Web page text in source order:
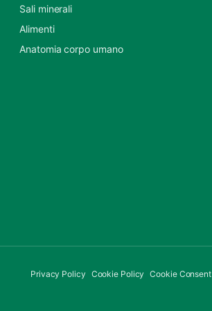
Sali minerali
Alimenti
Anatomia corpo umano
Privacy Policy Cookie Policy Cookie Consent